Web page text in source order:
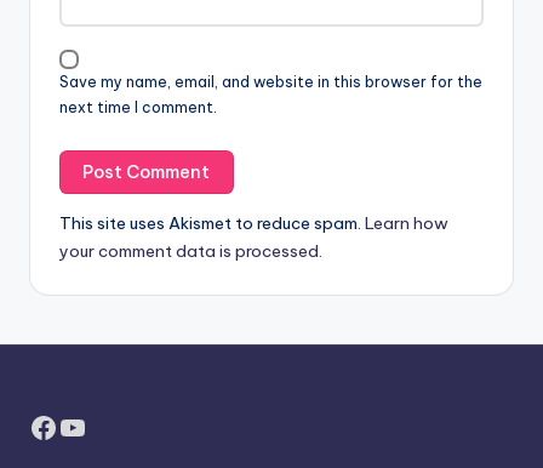
Save my name, email, and website in this browser for the
next time I comment.
This site uses Akismet to reduce spam. Learn how
your comment data is processed.
Facebook
YouTube